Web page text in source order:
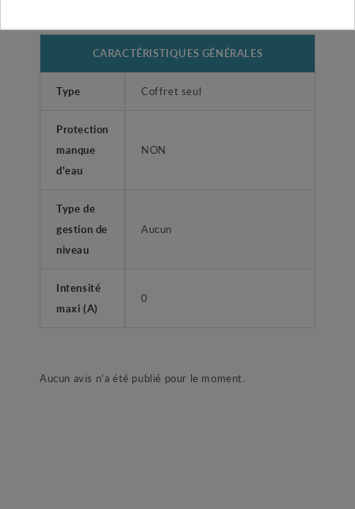
CARACTÉRISTIQUES GÉNÉRALES
Type Coffret seul
Protection
manque
d'eau
NON
Type de
gestion de
niveau
Aucun
Intensité
maxi (A)
0
Aucun avis n'a été publié pour le moment.